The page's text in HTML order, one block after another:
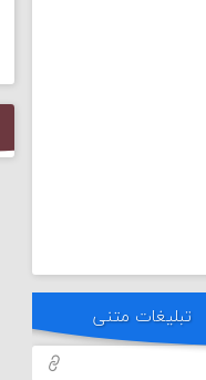
تبلیغات متنی